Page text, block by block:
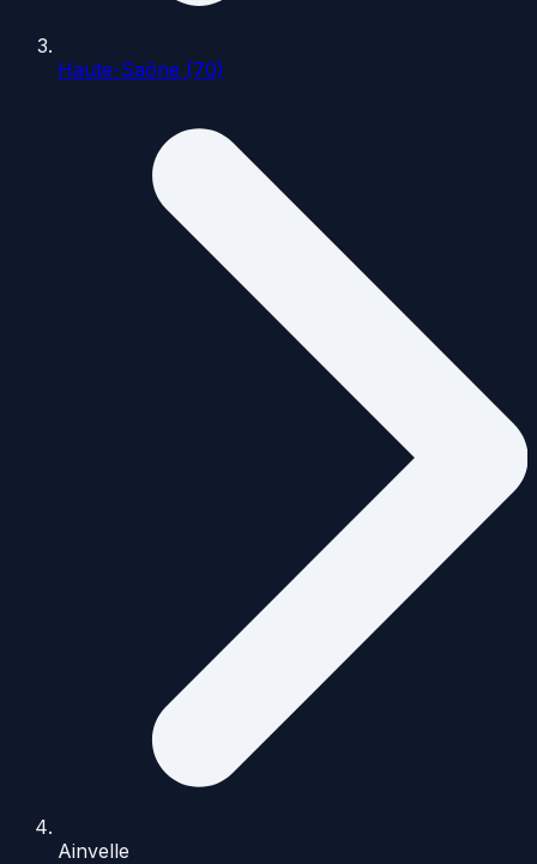
Haute-Saône (70)
Ainvelle